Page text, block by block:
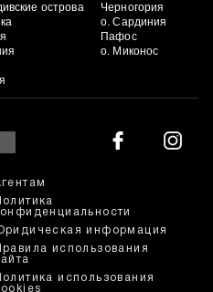
острова
Черногория
о. Сардиния
Пафос
о. Миконос
информация
использования
использования